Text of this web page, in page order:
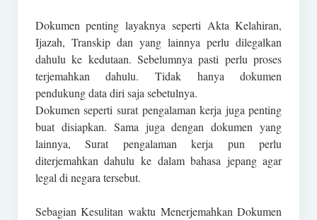
Dokumen penting layaknya seperti Akta Kelahiran,
Ijazah, Transkip dan yang lainnya perlu dilegalkan
dahulu ke kedutaan. Sebelumnya pasti perlu proses
terjemahkan dahulu. Tidak hanya dokumen
pendukung data diri saja sebetulnya.
Dokumen seperti surat pengalaman kerja juga penting
buat disiapkan. Sama juga dengan dokumen yang
lainnya, Surat pengalaman kerja pun perlu
diterjemahkan dahulu ke dalam bahasa jepang agar
legal di negara tersebut.
Sebagian Kesulitan waktu Menerjemahkan Dokumen